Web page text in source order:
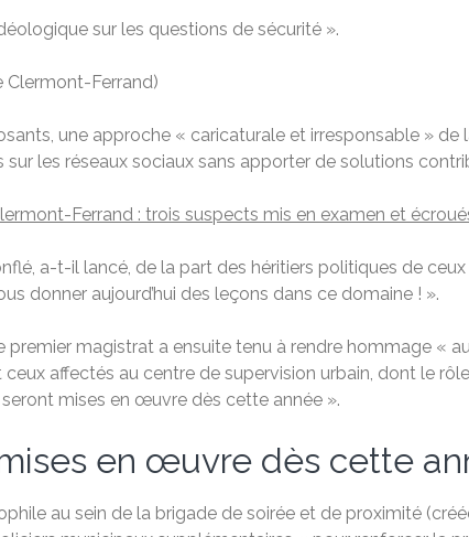
sur les questions de sécurité ».
Clermont-Ferrand)
une approche « caricaturale et irresponsable »
les réseaux sociaux sans apporter de solutions
Ferrand : trois suspects mis en examen et
a-t-il lancé, de la part des héritiers politiques de
donner aujourd’hui des leçons dans ce domaine ! ».
premier magistrat a ensuite tenu à rendre hommage «
affectés au centre de supervision urbain, dont le
mises en œuvre dès cette année ».
en œuvre dès cette
au sein de la brigade de soirée et de proximité